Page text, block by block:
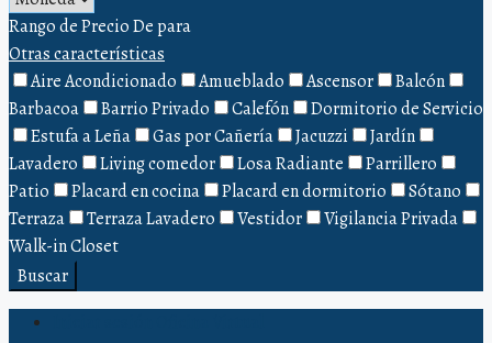
Rango de PrecioDepara
Otras características
Aire Acondicionado
Amueblado Ascensor
Balcón
Barbacoa
Barrio Privado Calefón
Dormitorio de Servicio
Estufa a Leña
Gas por Cañería Jacuzzi
Jardín
Lavadero
Living comedor Losa Radiante
Parrillero
Patio
Placard en cocina Placard en dormitorio
Sótano
Terraza
Terraza Lavadero Vestidor
Vigilancia Privada
Walk-in Closet
Buscar